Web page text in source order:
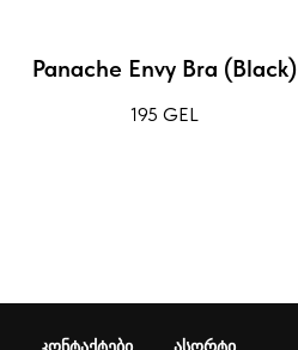
Panache Envy Bra (Black)
195 GEL